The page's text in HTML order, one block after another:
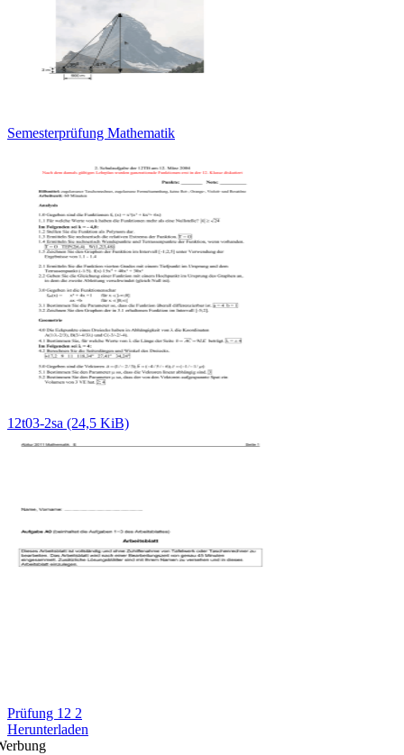
Semesterprüfung Mathematik
12t03-2sa (24,5 KiB)
Prüfung 12 2
Herunterladen